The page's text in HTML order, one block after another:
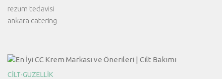
rezum tedavisi
ankara catering
CILT-GÜZELLIK